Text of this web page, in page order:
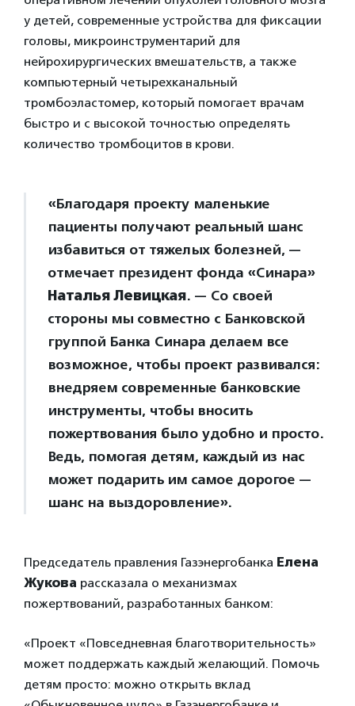
у детей, современные устройства для фиксации
головы, микроинструментарий для
нейрохирургических вмешательств, а также
компьютерный четырехканальный
тромбоэластомер, который помогает врачам
быстро и с высокой точностью определять
количество тромбоцитов в крови.
«Благодаря проекту маленькие
пациенты получают реальный шанс
избавиться от тяжелых болезней, —
отмечает президент фонда «Синара»
Наталья Левицкая. — Со своей
стороны мы совместно с Банковской
группой Банка Синара делаем все
возможное, чтобы проект развивался:
внедряем современные банковские
инструменты, чтобы вносить
пожертвования было удобно и просто.
Ведь, помогая детям, каждый из нас
может подарить им самое дорогое —
шанс на выздоровление».
Председатель правления Газэнергобанка Елена
Жукова рассказала о механизмах
пожертвований, разработанных банком:
«Проект «Повседневная благотворительность»
может поддержать каждый желающий. Помочь
детям просто: можно открыть вклад